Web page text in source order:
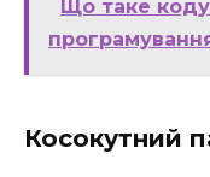
Що таке
Косокутний